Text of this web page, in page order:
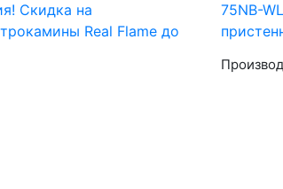
Скидка на
Real Flame до